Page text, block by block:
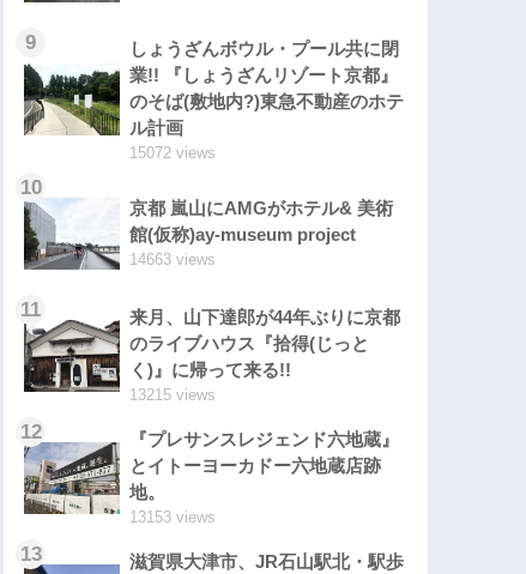
9
しょうざんボウル・プール共に閉
業!! 『しょうざんリゾート京都』
のそば(敷地内?)東急不動産のホテ
ル計画
15072 views
10
京都 嵐山にAMGがホテル& 美術
館(仮称)ay-museum project
14663 views
11
来月、山下達郎が44年ぶりに京都
のライブハウス『拾得(じっと
く)』に帰って来る!!
13215 views
12
『プレサンスレジェンド六地蔵』
とイトーヨーカドー六地蔵店跡
地。
13153 views
13
滋賀県大津市、JR石山駅北・駅歩